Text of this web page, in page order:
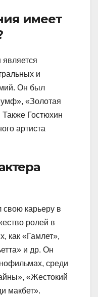
имеет
и
Он был
«Золотая
Гостюхин
артиста
свою карьеру в
ролей в
как «Гамлет»,
и др. Он
среди
«Жестокий
макбет».